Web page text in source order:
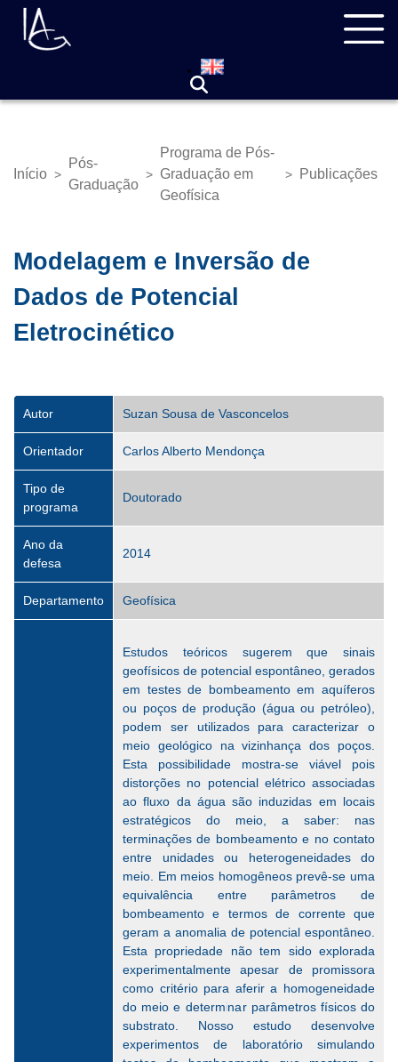
Pular
para
Trilha
Início >
Pós-
Graduação
>
Programa de Pós-
Graduação em
Geofísica
> Publicações
Modelagem e Inversão de
Dados de Potencial
Eletrocinético
Autor Suzan Sousa de Vasconcelos
Orientador Carlos Alberto Mendonça
Tipo de
programa
Doutorado
Ano da
defesa
2014
Departamento Geofísica
Estudos teóricos sugerem que sinais
geofísicos de potencial espontâneo, gerados
em testes de bombeamento em aquíferos
ou poços de produção (água ou petróleo),
podem ser utilizados para caracterizar o
meio geológico na vizinhança dos poços.
Esta possibilidade mostra-se viável pois
distorções no potencial elétrico associadas
ao fluxo da água são induzidas em locais
estratégicos do meio, a saber: nas
terminações de bombeamento e no contato
entre unidades ou heterogeneidades do
meio. Em meios homogêneos prevê-se uma
equivalência entre parâmetros de
bombeamento e termos de corrente que
geram a anomalia de potencial espontâneo.
Esta propriedade não tem sido explorada
experimentalmente apesar de promissora
como critério para aferir a homogeneidade
do meio e determinar parâmetros físicos do
substrato. Nosso estudo desenvolve
experimentos de laboratório simulando